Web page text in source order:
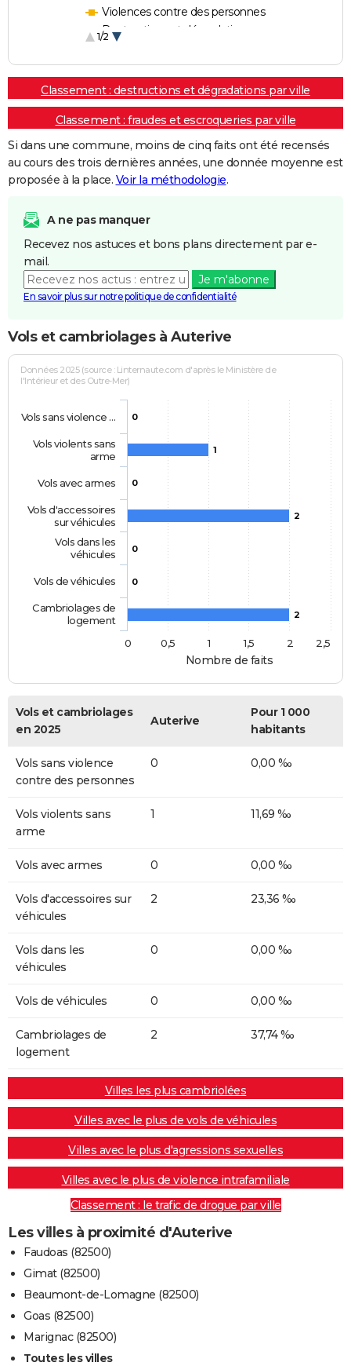
Violences contre des personnes
Destructions et dégradations
1/2
Classement : destructions et dégradations par ville
Classement : fraudes et escroqueries par ville
Si dans une commune, moins de cinq faits ont été recensés
au cours des trois dernières années, une donnée moyenne est
proposée à la place. Voir la méthodologie.
A ne pas manquer
Recevez nos astuces et bons plans directement par e-
mail.
Je m'abonne
En savoir plus sur notre politique de confidentialité
Vols et cambriolages à Auterive
Nombre de faits
Données 2025 (source : Linternaute.com d'après le Ministère de
l'Intérieur et des Outre-Mer)
0
1
0
2
0
0
2
Vols sans violence …
Vols violents sans
arme
Vols avec armes
Vols d'accessoires
sur véhicules
Vols dans les
véhicules
Vols de véhicules
Cambriolages de
logement
0
0,5 1 1,5 2 2,5
Vols et cambriolages
en 2025
Auterive
Pour 1 000
habitants
Vols sans violence
contre des personnes
0 0,00 ‰
Vols violents sans
arme
1 11,69 ‰
Vols avec armes 0 0,00 ‰
Vols d'accessoires sur
véhicules
2 23,36 ‰
Vols dans les
véhicules
0 0,00 ‰
Vols de véhicules 0 0,00 ‰
Cambriolages de
logement
2 37,74 ‰
Villes les plus cambriolées
Villes avec le plus de vols de véhicules
Villes avec le plus d'agressions sexuelles
Villes avec le plus de violence intrafamiliale
Classement : le trafic de drogue par ville
Les villes à proximité d'Auterive
Faudoas (82500)
Gimat (82500)
Beaumont-de-Lomagne (82500)
Goas (82500)
Marignac (82500)
Toutes les villes